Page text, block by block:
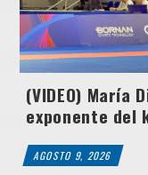
(VIDEO) María
exponente del
AGOSTO 9, 2026